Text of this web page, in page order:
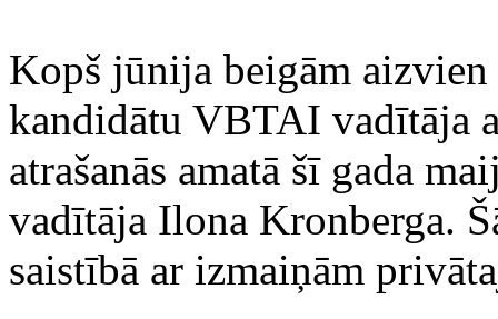
Kopš jūnija beigām
kandidātu VBTAI vadītāja
atrašanās amatā šī gada
vadītāja Ilona Kronberga.
saistībā ar izmaiņām